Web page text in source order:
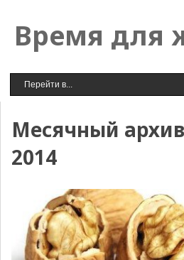
Время для
Месячный
2014